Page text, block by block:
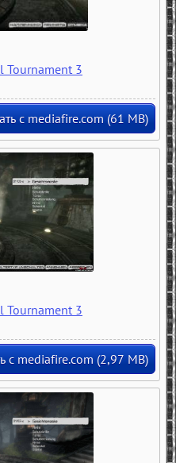
Tournament 3
с mediafire.com (61 MB)
Tournament 3
с mediafire.com (2,97 MB)